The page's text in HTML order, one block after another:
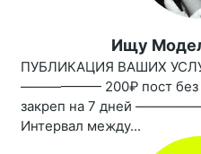
Ищу
ПУБЛИКАЦИЯ ВАШИХ
—————— 200₽ пост без
закреп на 7 дней
Интервал между...